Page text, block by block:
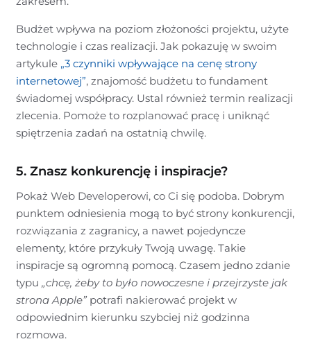
Budżet wpływa na poziom złożoności projektu, użyte
technologie i czas realizacji. Jak pokazuję w swoim
artykule „3 czynniki wpływające na cenę strony
internetowej”, znajomość budżetu to fundament
świadomej współpracy. Ustal również termin realizacji
zlecenia. Pomoże to rozplanować pracę i uniknąć
spiętrzenia zadań na ostatnią chwilę.
5. Znasz konkurencję i inspiracje?
Pokaż Web Developerowi, co Ci się podoba. Dobrym
punktem odniesienia mogą to być strony konkurencji,
rozwiązania z zagranicy, a nawet pojedyncze
elementy, które przykuły Twoją uwagę. Takie
inspiracje są ogromną pomocą. Czasem jedno zdanie
typu „chcę, żeby to było nowoczesne i przejrzyste jak
strona Apple”potrafi nakierować projekt w
odpowiednim kierunku szybciej niż godzinna
rozmowa.